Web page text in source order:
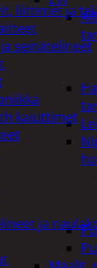
liittimet ja
seinätelineet
kaiuttimet
ja